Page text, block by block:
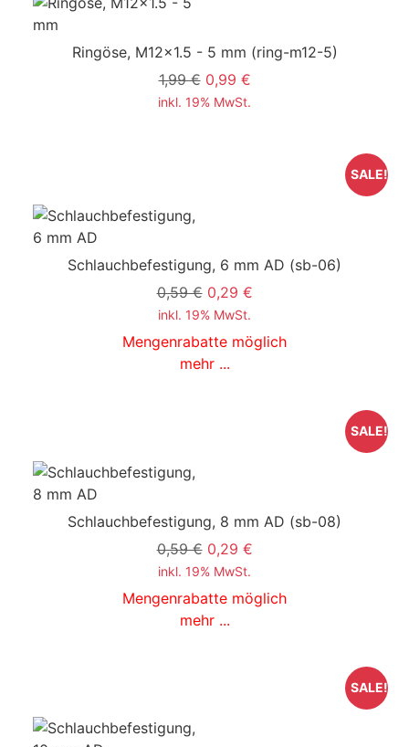
Ringöse, M12x1.5 - 5 mm (ring-m12-5)
1,99 € 0,99 €
inkl. 19% MwSt.
Schlauchbefestigung, 6 mm AD (sb-06)
0,59 € 0,29 €
inkl. 19% MwSt.
Mengenrabatte möglich
mehr ...
SALE!
Schlauchbefestigung, 8 mm AD (sb-08)
0,59 € 0,29 €
inkl. 19% MwSt.
Mengenrabatte möglich
mehr ...
SALE!
SALE!